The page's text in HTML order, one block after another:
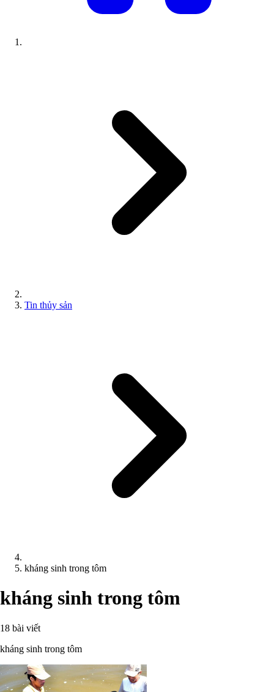
Tin thủy sản
kháng sinh trong tôm
kháng sinh trong tôm
18 bài viết
kháng sinh trong tôm